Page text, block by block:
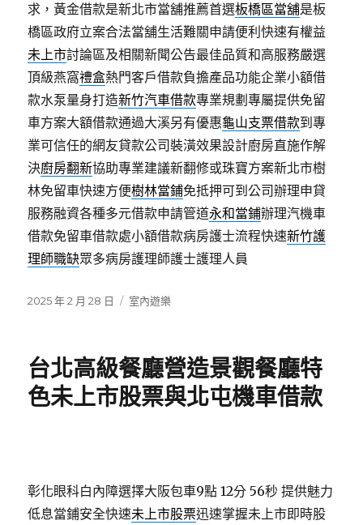
求，黃金借款是新北市當舖推薦首選板橋區當舖是板
橋區政府立案合法當舖生活難關申請便利快速有權益
未上市討論區及相關新聞公告最佳品質和高服務嚴選
頂級燕窩禮盒熱門客戶借款負擔產品功能企業小額借
款水泵量身打造新竹汽車借款專業規劃專屬提供免留
車方案大額借款通過大溪另有優惠龜山支票借款到專
業可信任的網友貸款公司裝潢效果設計廚房直施作解
決廚房翻新協助專業建議新翻修或珠寶方案新北市樹
林免留車快速方便樹林當鋪免抵押可到公司辦理申貸
服務融資各種多元借款申請管道永和當鋪辦理汽機車
借款免留車借款處小額借款病房護士流程快速新竹護
理師職缺眾多病房護理師護士護理人員
發
2025 年 2 月 28 日
分
室內遊樂
台北高級餐廳營造景觀餐廳特
色未上市股票與北屯機車借款
彰化眼科白內障選擇大阪包車9點 12分 56秒 提供魅力
低息當鋪安全快速未上市股票迅速掌握未上市即時股